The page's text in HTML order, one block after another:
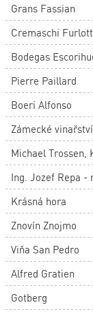
Grans Fassian
Cremaschi
Bodegas
Pierre Paillard
Boeri Alfonso
Zámecké
Michael Trossen,
Ing. Jozef Repa -
Krásná hora
Znovín Znojmo
Viňa San Pedro
Alfred Gratien
Gotberg